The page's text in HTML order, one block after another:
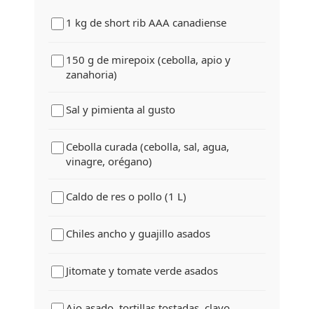
1 kg de short rib AAA canadiense
150 g de mirepoix (cebolla, apio y
zanahoria)
Sal y pimienta al gusto
Cebolla curada (cebolla, sal, agua,
vinagre, orégano)
Caldo de res o pollo (1 L)
Chiles ancho y guajillo asados
Jitomate y tomate verde asados